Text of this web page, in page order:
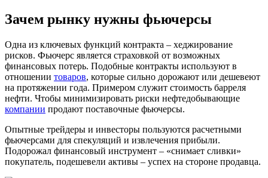
Зачем рынку нужны фьючерсы
Одна из ключевых функций контракта – хеджирование
рисков. Фьючерс является страховкой от возможных
финансовых потерь. Подобные контракты используют в
отношении товаров, которые сильно дорожают или дешевеют
на протяжении года. Примером служит стоимость барреля
нефти. Чтобы минимизировать риски нефтедобывающие
компании продают поставочные фьючерсы.
Опытные трейдеры и инвесторы пользуются расчетными
фьючерсами для спекуляций и извлечения прибыли.
Подорожал финансовый инструмент – «снимает сливки»
покупатель, подешевели активы – успех на стороне продавца.